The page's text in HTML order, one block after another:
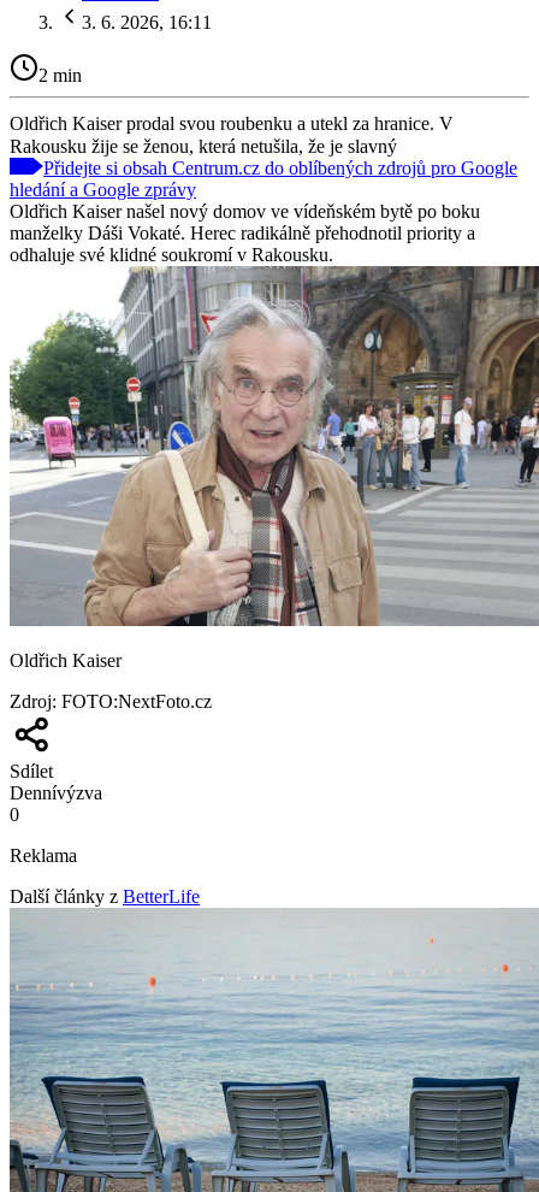
3. 6. 2026, 16:11
2 min
Oldřich Kaiser prodal svou roubenku a utekl za hranice. V
Rakousku žije se ženou, která netušila, že je slavný
Přidejte si obsah Centrum.cz do oblíbených zdrojů pro Google
hledání a Google zprávy
Oldřich Kaiser našel nový domov ve vídeňském bytě po boku
manželky Dáši Vokaté. Herec radikálně přehodnotil priority a
odhaluje své klidné soukromí v Rakousku.
Oldřich Kaiser
Zdroj: FOTO:NextFoto.cz
Sdílet
Dennívýzva
0
Reklama
Další články z BetterLife